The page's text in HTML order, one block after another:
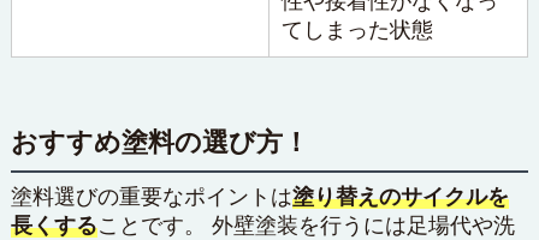
てしまった状態
おすすめ塗料の選び方！
塗料選びの重要なポイントは塗り替えのサイクルを
長くすることです。 外壁塗装を行うには足場代や洗